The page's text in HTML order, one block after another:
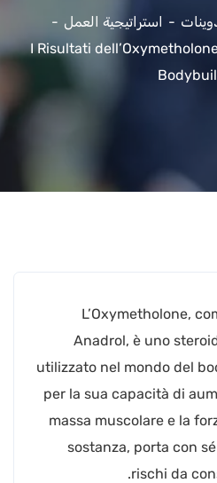
استراتيجية العمل
I Risultati
L’Oxymetholone,
Anadrol, è uno
utilizzato nel mondo del
per la sua capacità di
massa muscolare e la
sostanza, porta con
rischi da